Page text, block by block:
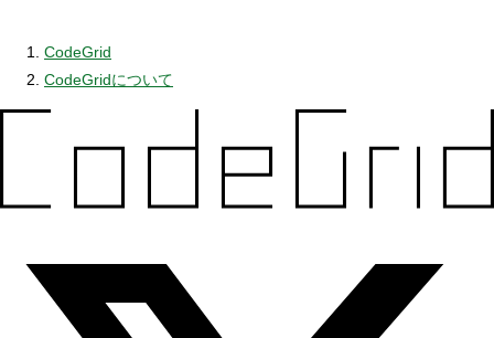
CodeGrid
CodeGridについて